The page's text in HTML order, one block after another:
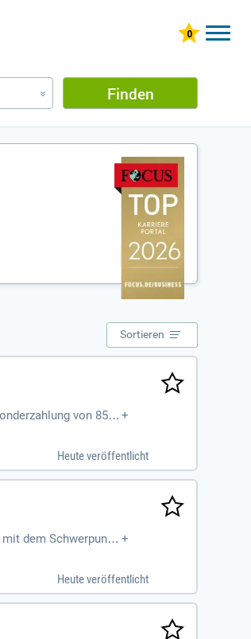
» Finden
Sortieren
von 85% +
Heute veröffentlicht
dem Schwerpunkt +
Heute veröffentlicht